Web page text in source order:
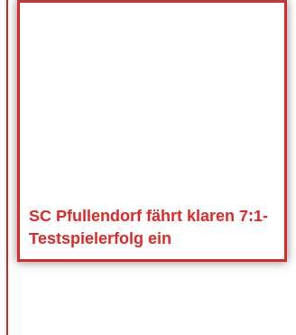
SC Pfullendorf fährt klaren 7:1-
Testspielerfolg ein